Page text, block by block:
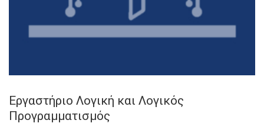
Εργαστήριο Λογική και Λογικός
Προγραμματισμός